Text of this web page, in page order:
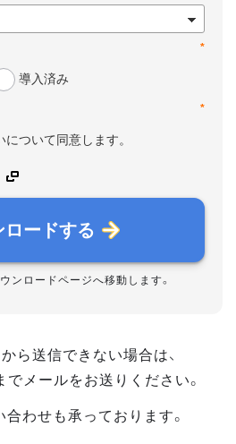
*
導入済み
*
ついて同意します。
ロードする
ンロードページへ移動します。
ら送信できない場合は、
でメールをお送りください。
わせも承っております。